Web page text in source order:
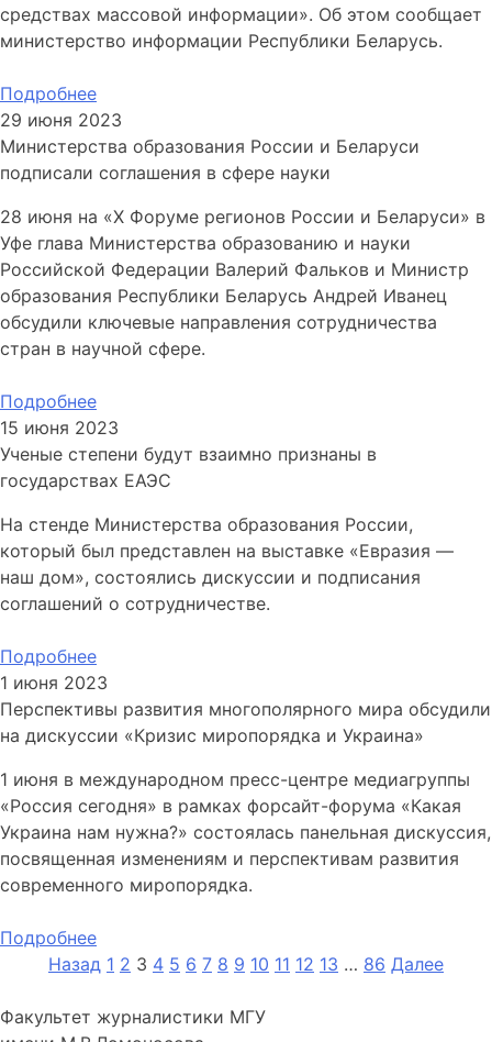
средствах массовой информации». Об этом сообщает
министерство информации Республики Беларусь.
Подробнее
29 июня 2023
Министерства образования России и Беларуси
подписали соглашения в сфере науки
28 июня на «Х Форуме регионов России и Беларуси» в
Уфе глава Министерства образованию и науки
Российской Федерации Валерий Фальков и Министр
образования Республики Беларусь Андрей Иванец
обсудили ключевые направления сотрудничества
стран в научной сфере.
Подробнее
15 июня 2023
Ученые степени будут взаимно признаны в
государствах ЕАЭС
На стенде Министерства образования России,
который был представлен на выставке «Евразия —
наш дом», состоялись дискуссии и подписания
соглашений о сотрудничестве.
Подробнее
1 июня 2023
Перспективы развития многополярного мира обсудили
на дискуссии «Кризис миропорядка и Украина»
1 июня в международном пресс-центре медиагруппы
«Россия сегодня» в рамках форсайт-форума «Какая
Украина нам нужна?» состоялась панельная дискуссия,
посвященная изменениям и перспективам развития
современного миропорядка.
Подробнее
Навигация
по
Назад 1 2 3 4 5 6 7 8 9 10 11 12 13 … 86 Далее
Факультет журналистики МГУ